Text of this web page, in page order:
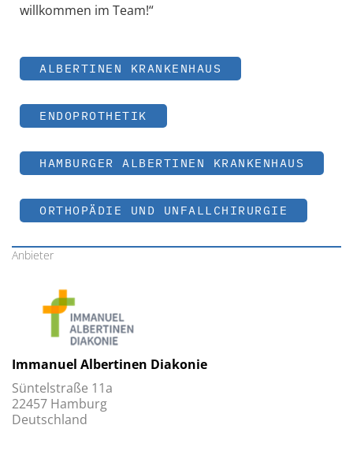
willkommen im Team!“
ALBERTINEN KRANKENHAUS
ENDOPROTHETIK
HAMBURGER ALBERTINEN KRANKENHAUS
ORTHOPÄDIE UND UNFALLCHIRURGIE
Anbieter
Immanuel Albertinen Diakonie
Süntelstraße 11a
22457 Hamburg
Deutschland